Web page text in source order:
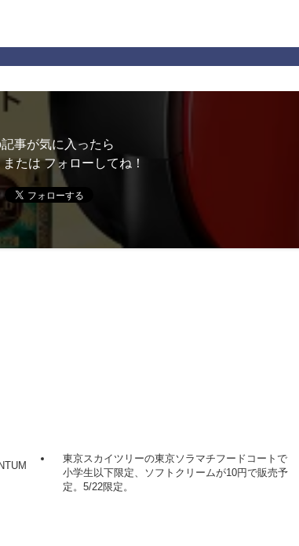
記事が気に入ったら
たは フォローしてね！
東京スカイツリーの東京ソラマチフードコートで
小学生以下限定、ソフトクリームが10円で販売予
定。5/22限定。